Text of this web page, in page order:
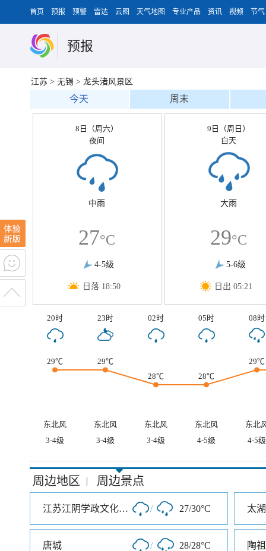
首页 预报 预警 雷达 云图 天气地图 专业产品 资讯 视频 节气
预报
江苏 > 无锡 > 龙头渚风景区
今天 周末
8日（周六）
夜间
中雨
27°C
4-5级
日落 18:50
9日（周日）
白天
大雨
29°C
5-6级
日出 05:21
20时 23时 02时 05时 08时
29℃
29℃
28℃
28℃
29℃
东北风 东北风 东北风 东北风
东北
3-4级
3-4级 3-4级 4-5级 4-5级
周边地区 | 周边景点
江苏江阴学政文化旅游区 / 27/30°C 太
唐城 / 28/28°C 陶